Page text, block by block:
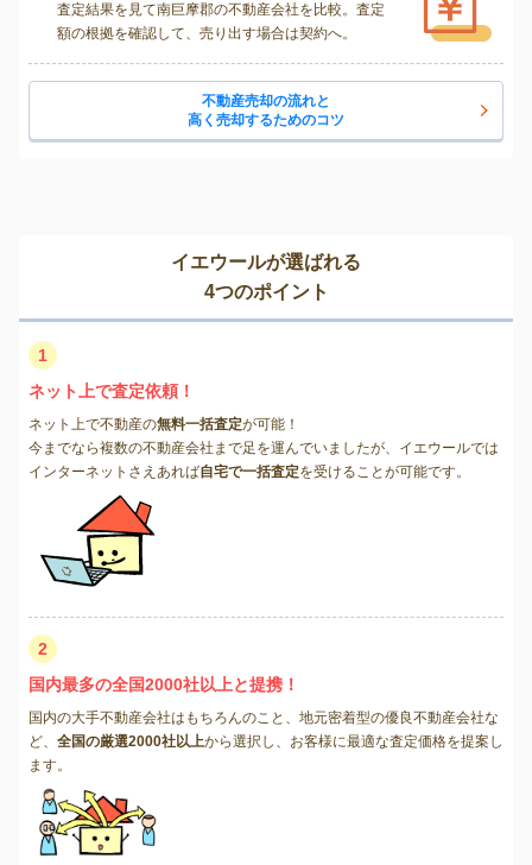
査定結果を見て南巨摩郡の不動産会社を比較。査定
額の根拠を確認して、売り出す場合は契約へ。
不動産売却の流れと
高く売却するためのコツ
イエウールが選ばれる
4つのポイント
1
ネット上で査定依頼！
ネット上で不動産の無料一括査定が可能！
今までなら複数の不動産会社まで足を運んでいましたが、イエウールでは
インターネットさえあれば自宅で一括査定を受けることが可能です。
2
国内最多の全国2000社以上と提携！
国内の大手不動産会社はもちろんのこと、地元密着型の優良不動産会社な
ど、 全国の厳選2000社以上から選択し、お客様に最適な査定価格を提案し
ます。